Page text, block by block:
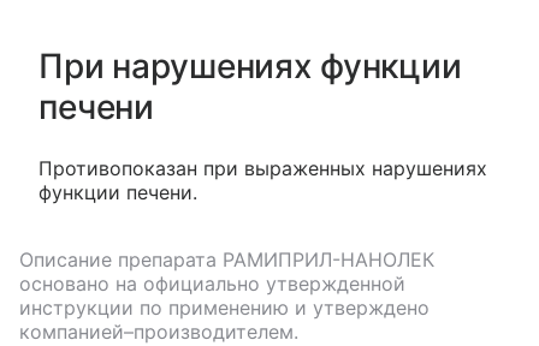
При нарушениях функции
печени
Противопоказан при выраженных нарушениях
функции печени.
Описание препарата РАМИПРИЛ-НАНОЛЕК
основано на официально утвержденной
инструкции по применению и утверждено
компанией–производителем.